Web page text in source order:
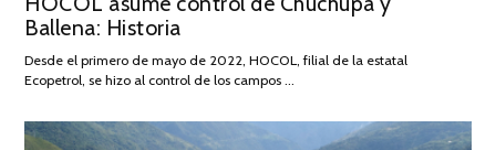
2026
Ballena: Historia
Desde el primero de mayo de 2022, HOCOL, filial de la estatal
Ecopetrol, se hizo al control de los campos …